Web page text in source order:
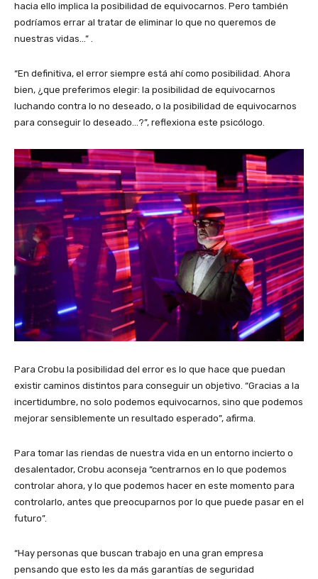
hacia ello implica la posibilidad de equivocarnos. Pero también
podríamos errar al tratar de eliminar lo que no queremos de
nuestras vidas…” .
“En definitiva, el error siempre está ahí como posibilidad. Ahora
bien, ¿que preferimos elegir: la posibilidad de equivocarnos
luchando contra lo no deseado, o la posibilidad de equivocarnos
para conseguir lo deseado…?”, reflexiona este psicólogo.
Para Crobu la posibilidad del error es lo que hace que puedan
existir caminos distintos para conseguir un objetivo. “Gracias a la
incertidumbre, no solo podemos equivocarnos, sino que podemos
mejorar sensiblemente un resultado esperado”, afirma.
Para tomar las riendas de nuestra vida en un entorno incierto o
desalentador, Crobu aconseja “centrarnos en lo que podemos
controlar ahora, y lo que podemos hacer en este momento para
controlarlo, antes que preocuparnos por lo que puede pasar en el
futuro”.
“Hay personas que buscan trabajo en una gran empresa
pensando que esto les da más garantías de seguridad